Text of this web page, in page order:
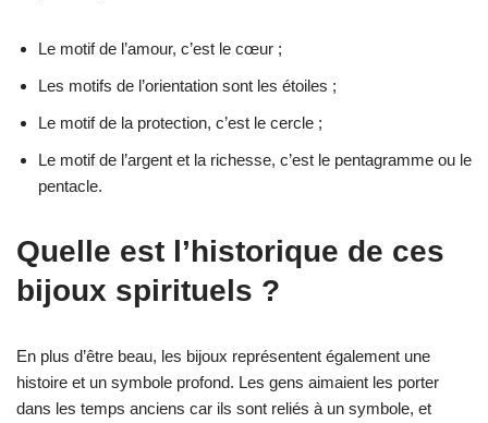
Le motif de l’amour, c’est le cœur ;
Les motifs de l’orientation sont les étoiles ;
Le motif de la protection, c’est le cercle ;
Le motif de l’argent et la richesse, c’est le pentagramme ou le
pentacle.
Quelle est l’historique de ces
bijoux spirituels ?
En plus d’être beau, les bijoux représentent également une
histoire et un symbole profond. Les gens aimaient les porter
dans les temps anciens car ils sont reliés à un symbole, et